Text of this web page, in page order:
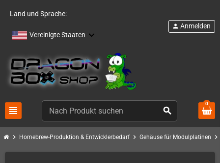
Land und Sprache:
Vereinigte Staaten
view_headline search
person Anmelden
0
chevron_right Homebrew-Produktion & Entwicklerbedarf chevron_right Gehäuse für Modulplatinen chevron_right